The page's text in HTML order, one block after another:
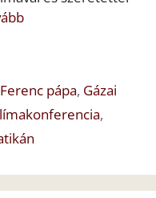
Ferenc pápa, Gázai
,